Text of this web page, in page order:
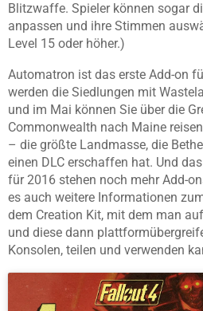
Blitzwaffe. Spieler können sogar
anpassen und ihre Stimmen
Level 15 oder höher.)
Automatron ist das erste Add-on
werden die Siedlungen mit
und im Mai können Sie über die
Commonwealth nach Maine
– die größte Landmasse, die
einen DLC erschaffen hat. Und
für 2016 stehen noch mehr Add-
es auch weitere Informationen
dem Creation Kit, mit dem man
und diese dann
Konsolen, teilen und verwenden